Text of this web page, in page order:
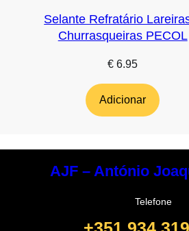
Selante Refratário
Churrasqueiras PECOL
€ 6.95
Adicionar
AJF – António
Telefone